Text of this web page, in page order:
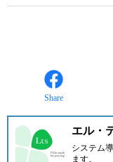
Share
エル・
システム
ます。